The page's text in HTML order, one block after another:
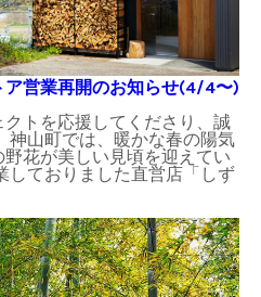
ア営業再開のお知らせ(4/4〜)
トを応援してくださり、誠
神山町では、暖かな春の陽気
花が美しい見頃を迎えてい
しておりました直営店「しず